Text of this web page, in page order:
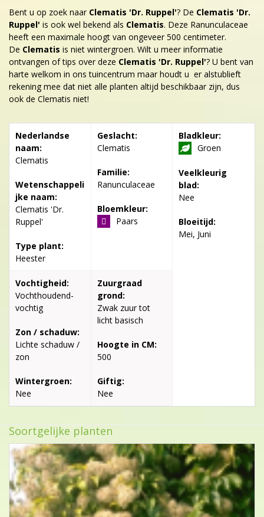
Bent u op zoek naar Clematis 'Dr. Ruppel'? De Clematis 'Dr.
Ruppel' is ook wel bekend als Clematis. Deze Ranunculaceae
heeft een maximale hoogt van ongeveer 500 centimeter.
De Clematis is niet wintergroen. Wilt u meer informatie
ontvangen of tips over deze Clematis 'Dr. Ruppel'? U bent van
harte welkom in ons tuincentrum maar houdt u er alstublieft
rekening mee dat niet alle planten altijd beschikbaar zijn, dus
ook de Clematis niet!
Nederlandse
naam:
Clematis
Wetenschappeli
jke naam:
Clematis 'Dr.
Ruppel'
Type plant:
Heester
Geslacht:
Clematis
Familie:
Ranunculaceae
Bloemkleur:
Paars
Bladkleur:
Groen
Veelkleurig
blad:
Nee
Bloeitijd:
Mei, Juni
Vochtigheid:
Vochthoudend-
vochtig
Zon / schaduw:
Lichte schaduw /
zon
Wintergroen:
Nee
Zuurgraad
grond:
Zwak zuur tot
licht basisch
Hoogte in CM:
500
Giftig:
Nee
Soortgelijke planten